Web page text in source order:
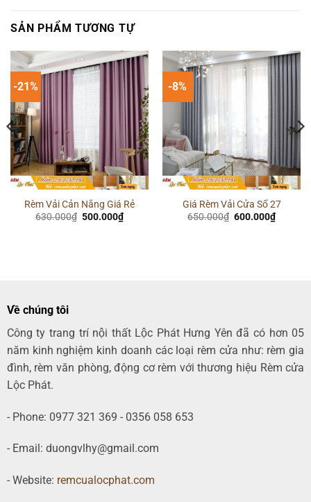
SẢN PHẨM TƯƠNG TỰ
-21%
Rèm Vải Cản Nắng Giá Rẻ
630.000₫ Giá
500.000₫Giá
hiện
-8%
Giá Rèm Vải Cửa Sổ 27
650.000₫ Giá
600.000₫Giá
hiện
Về chúng tôi
Công ty trang trí nội thất Lộc Phát Hưng Yên đã có hơn 05
năm kinh nghiệm kinh doanh các loại rèm cửa như: rèm gia
đình, rèm văn phòng, động cơ rèm với thương hiệu Rèm cửa
Lộc Phát.
- Phone: 0977 321 369 - 0356 058 653
- Email: duongvlhy@gmail.com
- Website: remcualocphat.com